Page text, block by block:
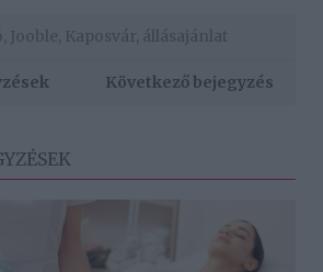
Jooble Kaposvár állásajánlat
Következő bejegyzés